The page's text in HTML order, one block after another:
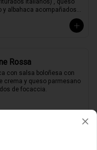
y albahaca acompañados
Rossa
con salsa boloñesa con
crema y queso parmesano
de focaccia.